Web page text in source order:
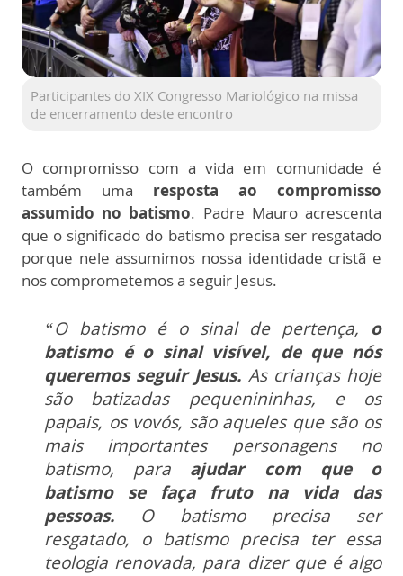
Participantes do XIX Congresso Mariológico na missa
de encerramento deste encontro
O compromisso com a vida em comunidade é
também uma resposta ao compromisso
assumido no batismo. Padre Mauro acrescenta
que o significado do batismo precisa ser resgatado
porque nele assumimos nossa identidade cristã e
nos comprometemos a seguir Jesus.
“O batismo é o sinal de pertença, o
batismo é o sinal visível, de que nós
queremos seguir Jesus. As crianças hoje
são batizadas pequenininhas, e os
papais, os vovós, são aqueles que são os
mais importantes personagens no
batismo, para ajudar com que o
batismo se faça fruto na vida das
pessoas. O batismo precisa ser
resgatado, o batismo precisa ter essa
teologia renovada, para dizer que é algo